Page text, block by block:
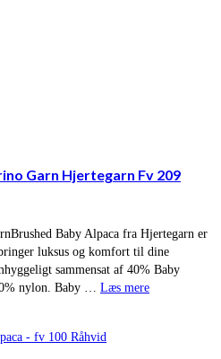
Garn Hjertegarn Fv 209
Baby Alpaca fra Hjertegarn er
luksus og komfort til dine
sammensat af 40% Baby
nylon. Baby … Læs mere